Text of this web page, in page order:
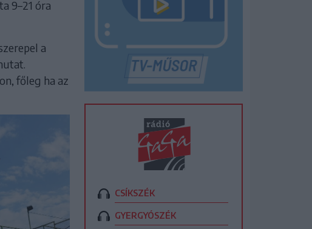
9–21 óra
a
főleg ha az
CSÍKSZÉK
GYERGYÓSZÉK